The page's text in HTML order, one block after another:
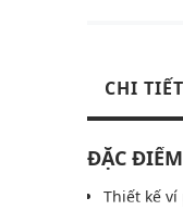
CHI
ĐẶC
Thiết kế